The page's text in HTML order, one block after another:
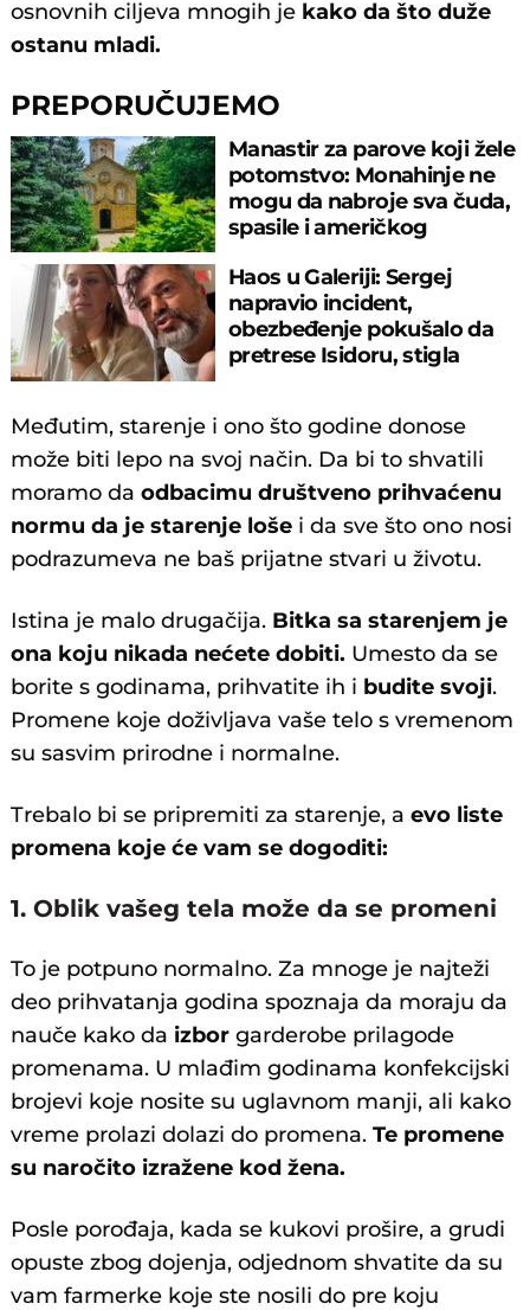
osnovnih ciljeva mnogih je kako da što duže
ostanu mladi.
PREPORUČUJEMO
Manastir za parove koji žele
potomstvo: Monahinje ne
mogu da nabroje sva čuda,
spasile i američkog
Haos u Galeriji: Sergej
napravio incident,
obezbeđenje pokušalo da
pretrese Isidoru, stigla
Međutim, starenje i ono što godine donose
može biti lepo na svoj način. Da bi to shvatili
moramo da odbacimu društveno prihvaćenu
normu da je starenje loše i da sve što ono nosi
podrazumeva ne baš prijatne stvari u životu.
Istina je malo drugačija. Bitka sa starenjem je
ona koju nikada nećete dobiti. Umesto da se
borite s godinama, prihvatite ih i budite svoji.
Promene koje doživljava vaše telo s vremenom
su sasvim prirodne i normalne.
Trebalo bi se pripremiti za starenje, a evo liste
promena koje će vam se dogoditi:
1. Oblik vašeg tela može da se promeni
To je potpuno normalno. Za mnoge je najteži
deo prihvatanja godina spoznaja da moraju da
nauče kako da izborgarderobe prilagode
promenama. U mlađim godinama konfekcijski
brojevi koje nosite su uglavnom manji, ali kako
vreme prolazi dolazi do promena.Te promene
su naročito izražene kod žena.
Posle porođaja, kada se kukovi prošire, a grudi
opuste zbog dojenja, odjednom shvatite da su
vam farmerke koje ste nosili do pre koju